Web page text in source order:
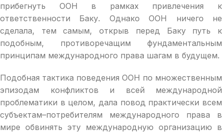
прибегнуть ООН в рамках привлечения к
ответственности Баку. Однако ООН ничего не
сделала, тем самым, открыв перед Баку путь к
подобным, противоречащим фундаментальным
принципам международного права шагам в будущем.
Подобная тактика поведения ООН по множественным
эпизодам конфликтов и всей международной
проблематики в целом, дала повод практически всем
субъектам–потребителям международного права в
мире обвинять эту международную организацию в